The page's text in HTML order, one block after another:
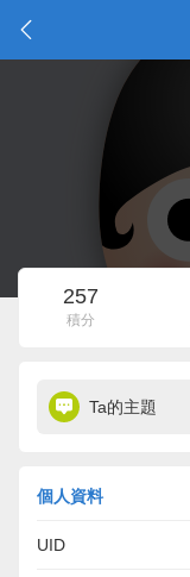
257
積分
Ta的主題
個人資料
UID